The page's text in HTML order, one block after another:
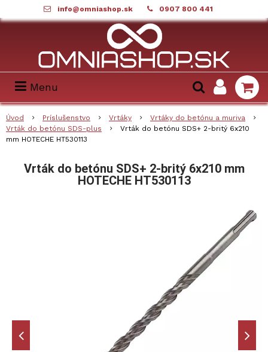
info@omniashop.sk 0907 800 441
Menu
Úvod Príslušenstvo Vrtáky
Vrtáky do betónu a muriva
Vrták do betónu SDS-plus
Vrták do betónu SDS+ 2-britý 6x210
mm HOTECHE HT530113
Vrták do betónu SDS+ 2-britý 6x210 mm
HOTECHE HT530113